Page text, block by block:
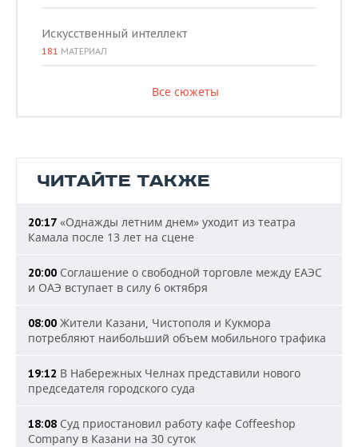
Искусственный интеллект
181 МАТЕРИАЛ
Все сюжеты
ЧИТАЙТЕ ТАКЖЕ
20:17 «Однажды летним днем» уходит из театра
Камала после 13 лет на сцене
20:00 Соглашение о свободной торговле между ЕАЭС
и ОАЭ вступает в силу 6 октября
08:00 Жители Казани, Чистополя и Кукмора
потребляют наибольший объем мобильного трафика
19:12 В Набережных Челнах представили нового
председателя городского суда
18:08 Суд приостановил работу кафе Coffeeshop
Company в Казани на 30 суток